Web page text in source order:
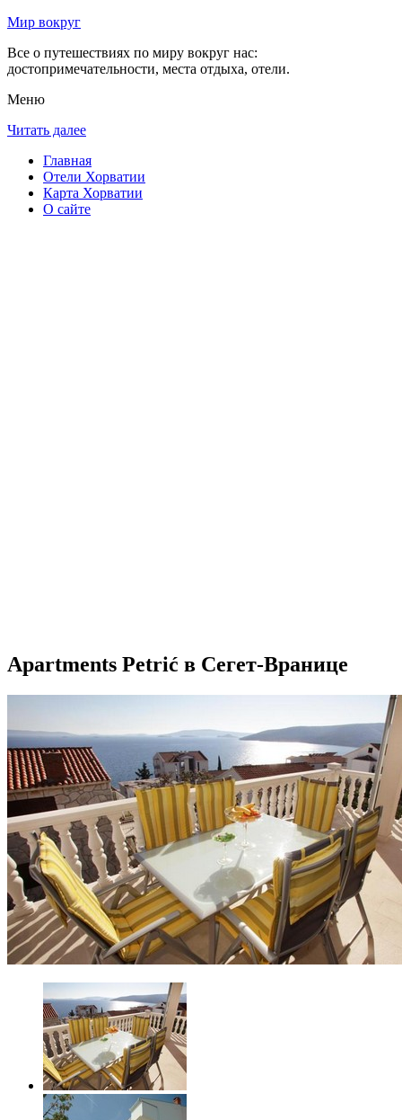
Мир вокруг
Все о путешествиях по миру вокруг нас:
достопримечательности, места отдыха, отели.
Меню
Читать далее
Главная
Отели Хорватии
Карта Хорватии
О сайте
Apartments Petrić в Сегет-Вранице